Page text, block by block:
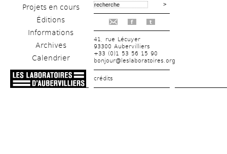
Projets en cours
Éditions
Informations
Archives
Calendrier
f t
41, rue Lécuyer
93300 Aubervilliers
+33 (0)1 53 56 15 90
bonjour@leslaboratoires.org
crédits